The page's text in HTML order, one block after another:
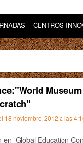
CENTROS
18 noviembre, 2012 a las
Global Education